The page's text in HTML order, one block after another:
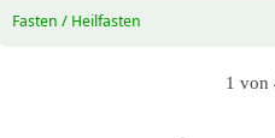
Fasten / Heilfasten
1 von